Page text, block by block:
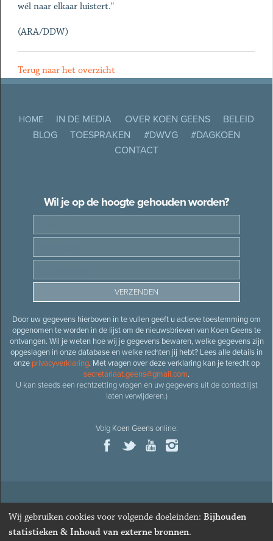
wél naar elkaar luistert."
(ARA/DDW)
Terug naar het overzicht
HOME IN DE MEDIA OVER KOEN GEENS
BELEID
BLOG
TOESPRAKEN #DWVG
#DAGKOEN
CONTACT
Wil je op de hoogte gehouden worden?
Door uw gegevens hierboven in te vullen geeft u actieve toestemming om
opgenomen te worden in de lijst om de nieuwsbrieven van Koen Geens te
ontvangen. Wil je weten hoe wij je gegevens bewaren, welke gegevens zijn
opgeslagen in onze database en welke rechten jij hebt? Lees alle details in
onze privacyverklaring. Met vragen over deze verklaring kan je terecht op
secretariaat.geens@gmail.com.
U kan steeds een rechtzetting vragen en uw gegevens uit de contactlijst
laten verwijderen.)
Volg Koen Geensonline:
© 2026Oud-minister en ere-volksvertegenwoordiger Koen
· Alle rechten voorbehouden · Cookies wijzigen
Webdesign&website ontwikkelingdoor Zenjoy in Leuven
Wij gebruiken cookies voor volgende doeleinden: Bijhouden
statistieken & Inhoud van externe bronnen.